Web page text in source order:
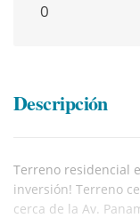
0
Descripción
Terreno residencial
inversión! Terreno
cerca de la Av.